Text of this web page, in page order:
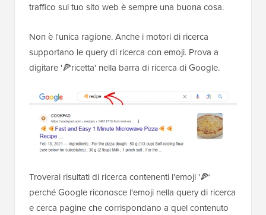
traffico sul tuo sito web è sempre una buona cosa.
Non è l'unica ragione. Anche i motori di ricerca
supportano le query di ricerca con emoji. Prova a
digitare '🍕ricetta' nella barra di ricerca di Google.
Troverai risultati di ricerca contenenti l'emoji '🍕'
perché Google riconosce l'emoji nella query di ricerca
e cerca pagine che corrispondano a quel contenuto